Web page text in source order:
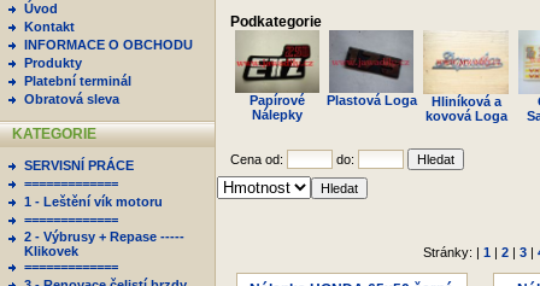
Úvod
Kontakt
INFORMACE O OBCHODU
Produkty
Platební terminál
Obratová sleva
KATEGORIE
SERVISNÍ PRÁCE
=============
1 - Leštění vík motoru
=============
2 - Výbrusy + Repase -----
Klikovek
=============
Podkategorie
Papírové
Nálepky
Plastová Loga
Hliníková a
kovová Loga
Cena od: do:
Stránky: | 1| 2| 3|